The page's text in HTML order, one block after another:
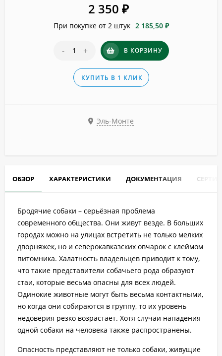
2 350 ₽
При покупке от 2 штук 2 185,50 ₽
- + В КОРЗИНУ
КУПИТЬ В 1 КЛИК
Эль-Монте
ОБЗОР ХАРАКТЕРИСТИКИ ДОКУМЕНТАЦИЯ
Бродячие собаки – серьёзная проблема
современного общества. Они живут везде. В больших
городах можно на улицах встретить не только мелких
дворняжек, но и северокавказских овчарок с клеймом
питомника. Халатность владельцев приводит к тому,
что такие представители собачьего рода образуют
стаи, которые весьма опасны для всех людей.
Одинокие животные могут быть весьма контактными,
но когда они собираются в группу, то их уровень
недоверия резко возрастает. Хотя случаи нападения
одной собаки на человека также распространены.
Опасность представляют не только собаки, живущие